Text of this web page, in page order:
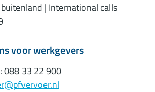
| International calls
voor werkgevers
088 33 22 900